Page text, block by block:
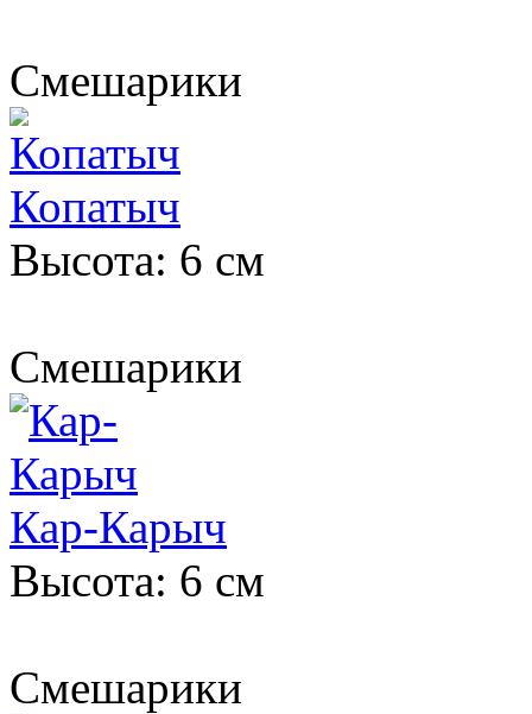
Смешарики
Копатыч
Высота: 6 см
Смешарики
Кар-Карыч
Высота: 6 см
Смешарики